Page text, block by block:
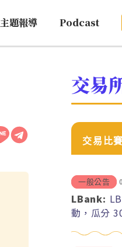
主題報導 Podcast
交易
交易比
一般公告
LBank:
動，瓜分